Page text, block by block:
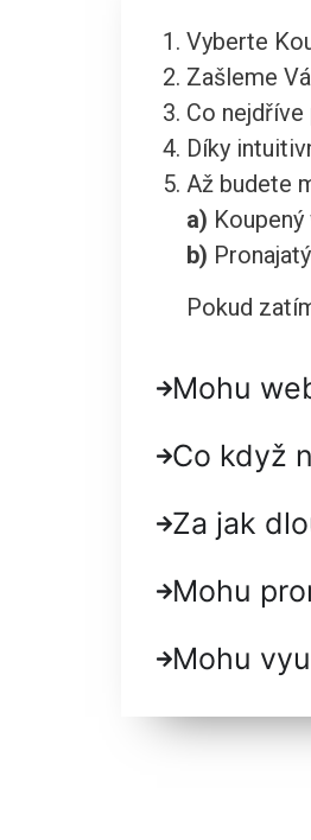
Vyberte
Zašleme
Co
Díky
Až budete
a)
b)
Pokud
Mohu
Co když
Za jak
Mohu
Mohu